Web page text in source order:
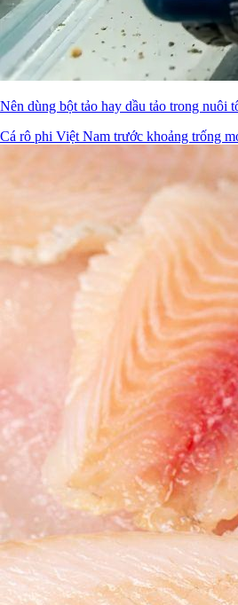
Nên dùng bột tảo hay dầu tảo trong nuôi
Cá rô phi Việt Nam trước khoảng trống